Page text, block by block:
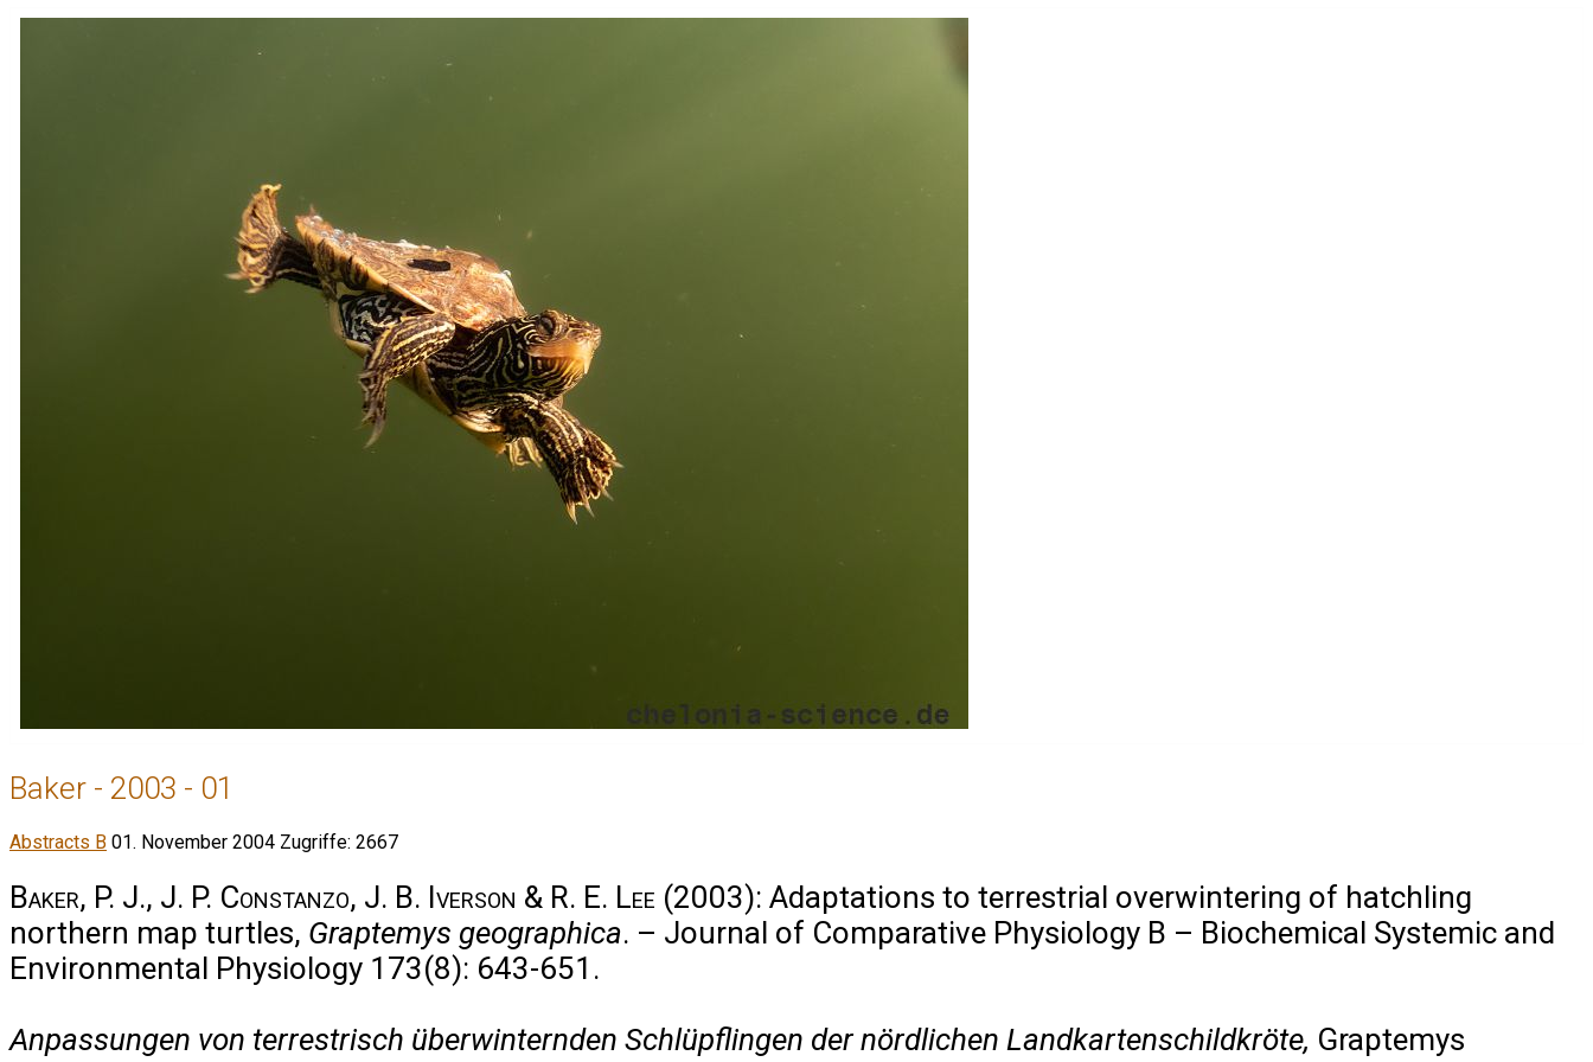
Baker - 2003 - 01
Abstracts B 01. November 2004 Zugriffe: 2667
Baker, P. J., J. P. Constanzo, J. B. Iverson & R. E. Lee (2003): Adaptations to terrestrial overwintering of hatchling
northern map turtles, Graptemys geographica. – Journal of Comparative Physiology B – Biochemical Systemic and
Environmental Physiology 173(8): 643-651.
Anpassungen von terrestrisch überwinternden Schlüpflingen der nördlichen Landkartenschildkröte, Graptemys